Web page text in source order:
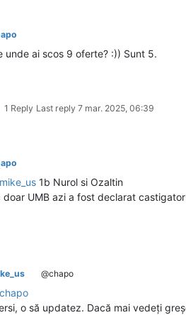
unde ai scos 9 oferte? :)) Sunt 5.
1 Reply Last reply 7 mar. 2025, 06:39
mike_us 1b Nurol si Ozaltin
doar UMB azi a fost declarat castigator
@chapo
chapo
o să updatez. Dacă mai vedeți